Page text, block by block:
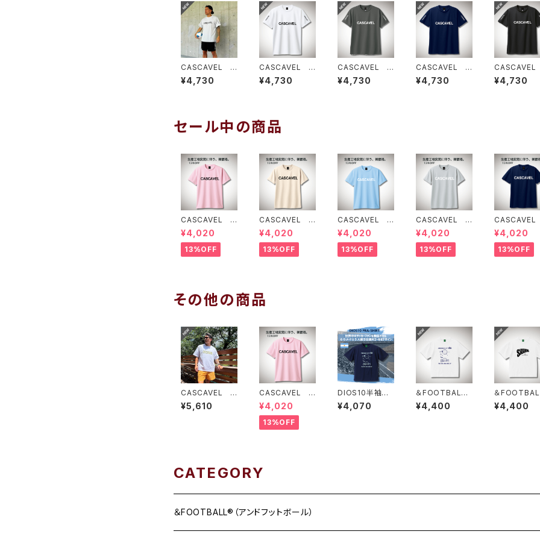
CASCAVEL C
LUB PRA-SHI
RT シルバーグ
¥4,730
CASCAVEL C
LUB PRA-SHI
RT ホワイト
¥4,730
CASCAVEL C
LUB PRA-SHI
RT ダークグレ
¥4,730
CASCAVEL C
LUB PRA-SHI
RT ネイビー
¥4,730
LUB PRA-
RT ブラック
¥4,730
セール中の商品
CASCAVEL ス
タンダードプラク
ティスシャツ ラ
イトピンクブラッ
ク
¥4,020
13%OFF
CASCAVEL ス
タンダードプラク
ティスシャツ ラ
イトベージュ
¥4,020
13%OFF
CASCAVEL ス
タンダードプラク
ティスシャツ ラ
イトブルー
¥4,020
13%OFF
CASCAVEL ス
タンダードプラク
ティスシャツ シ
ルバーグレー
¥4,020
13%OFF
タンダードプ
ティスシャ
イビー
¥4,020
13%OFF
その他の商品
CASCAVEL R
OUGH CAMO
BOX TEE ホ
¥5,610
CASCAVEL ス
タンダードプラク
ティスシャツ ラ
イトピンクブラッ
ク
¥4,020
13%OFF
DIOS10半袖プ
ラシャツ ネイ
ビー×アルゼンチ
¥4,070
＆FOOTBALL
DIOS BOX T
EE ホワイト
¥4,400
＆
SiUUUU
X TEE ホワ
¥4,400
CATEGORY
＆FOOTBALL®（アンドフットボール）